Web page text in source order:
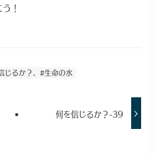
！
じるか？、#生命の水
何を信じるか？-39